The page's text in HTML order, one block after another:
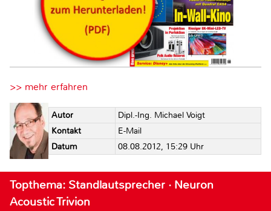
>> mehr erfahren
Autor
Dipl.-Ing. Michael Voigt
Kontakt
E-Mail
Datum
08.08.2012, 15:29 Uhr
Topthema: Standlautsprecher · Neuron
Acoustic Trivion